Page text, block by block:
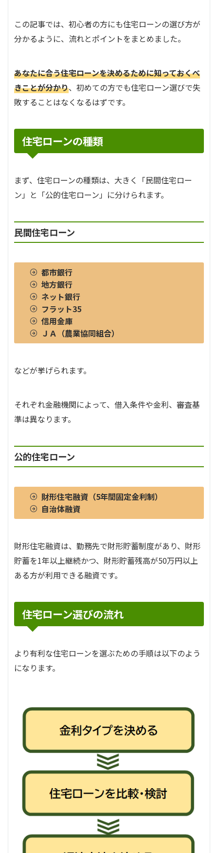
この記事では、初心者の方にも住宅ローンの選び方が
分かるように、流れとポイントをまとめました。
あなたに合う住宅ローンを決めるために知っておくべ
きことが分かり、初めての方でも住宅ローン選びで失
敗することはなくなるはずです。
住宅ローンの種類
まず、住宅ローンの種類は、大きく「民間住宅ロー
ン」と「公的住宅ローン」に分けられます。
民間住宅ローン
都市銀行
地方銀行
ネット銀行
フラット35
信用金庫
ＪＡ（農業協同組合）
などが挙げられます。
それぞれ金融機関によって、借入条件や金利、審査基
準は異なります。
公的住宅ローン
財形住宅融資（5年間固定金利制）
自治体融資
財形住宅融資は、勤務先で財形貯蓄制度があり、財形
貯蓄を1年以上継続かつ、財形貯蓄残高が50万円以上
ある方が利用できる融資です。
住宅ローン選びの流れ
より有利な住宅ローンを選ぶための手順は以下のよう
になります。